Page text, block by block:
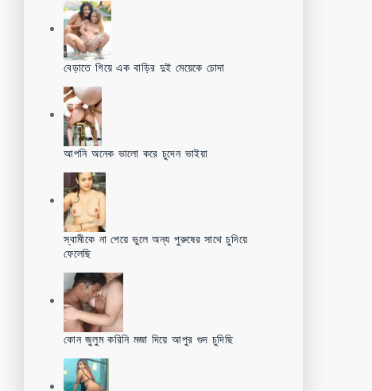
বেড়াতে গিয়ে এক বাড়ির দুই মেয়েকে চোদা
আপনি অনেক ভালো করে চুদেন ভাইয়া
স্বামীকে না পেয়ে ভুলে অন্য পুরুষের সাথে চুদিয়ে
ফেলেছি
কোন জুলুম করিনি মজা দিয়ে আপুর গুদ চুদিছি